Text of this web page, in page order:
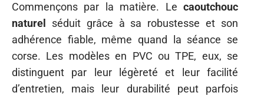
Commençons par la matière. Le caoutchouc
naturel
séduit grâce à sa robustesse et son
adhérence fiable, même quand la séance se
corse. Les modèles en PVC ou TPE, eux, se
distinguent par leur légèreté et leur facilité
d’entretien, mais leur durabilité peut parfois